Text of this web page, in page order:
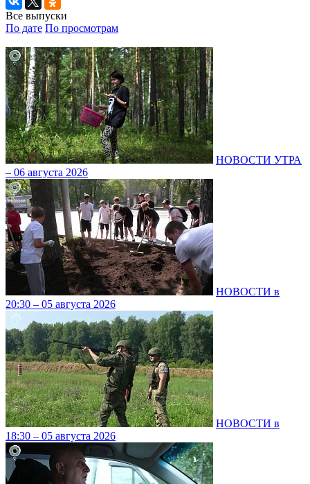
Все выпуски
По дате По просмотрам
НОВОСТИ УТРА
– 06 августа 2026
НОВОСТИ в
20:30 – 05 августа 2026
НОВОСТИ в
18:30 – 05 августа 2026